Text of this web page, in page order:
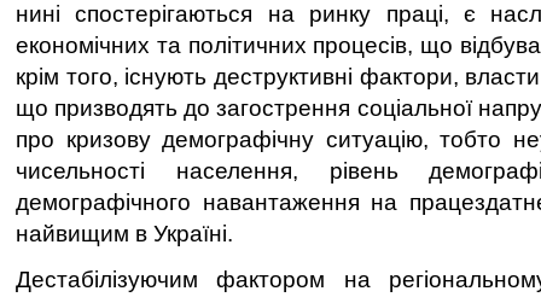
нині спостерігаються на ринку праці, є
економічних та політичних процесів, що
крім того, існують деструктивні фактори,
що призводять до загострення соціальної
про кризову демографічну ситуацію, тобто
чисельності населення, рівень
демографічного навантаження на
найвищим в Україні.
Дестабілізуючим фактором на